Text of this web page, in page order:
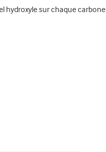
sur chaque carbone